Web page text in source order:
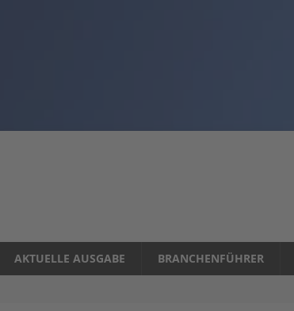
AKTUELLE AUSGABE BRANCHENFÜHRER